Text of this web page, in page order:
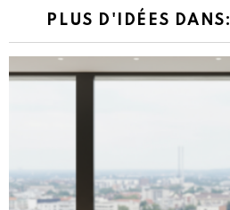
PLUS D'IDÉES DANS: